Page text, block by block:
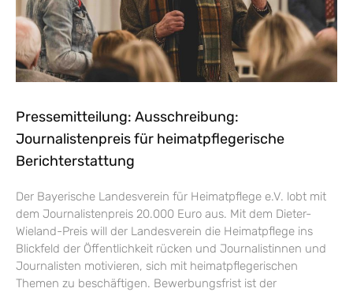
Pressemitteilung: Ausschreibung:
Journalistenpreis für heimatpflegerische
Berichterstattung
Der Bayerische Landesverein für Heimatpflege e.V. lobt mit
dem Journalistenpreis 20.000 Euro aus. Mit dem Dieter-
Wieland-Preis will der Landesverein die Heimatpflege ins
Blickfeld der Öffentlichkeit rücken und Journalistinnen und
Journalisten motivieren, sich mit heimatpflegerischen
Themen zu beschäftigen. Bewerbungsfrist ist der